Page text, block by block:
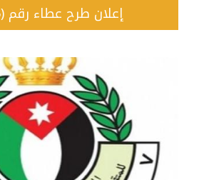
إعلان طرح عطاء رقم (9/2025)